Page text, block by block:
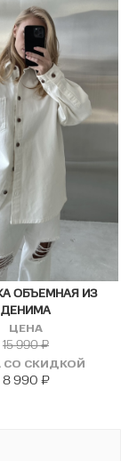
ОБЪЕМНАЯ ИЗ
ДЕНИМА
ЦЕНА
15 990₽
СО СКИДКОЙ
8 990 ₽